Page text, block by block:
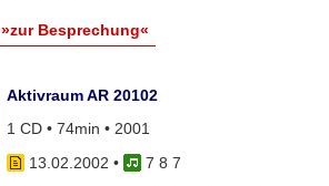
»zur Besprechung«
Aktivraum AR 20102
1 CD • 74min • 2001
13.02.2002 •
7 8 7